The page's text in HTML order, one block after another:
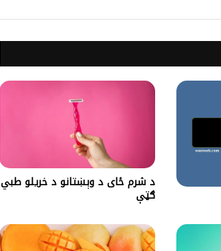
د شرم ځای د وېښتانو د خريلو طبي
ګټې